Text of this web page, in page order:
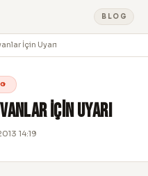
BLOG
İçin Uyarı
İçin Uyarı
14:19